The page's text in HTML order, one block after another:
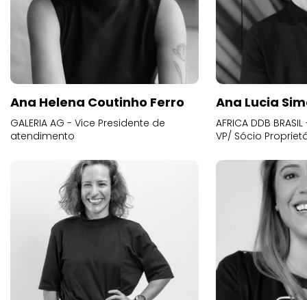
Ana Helena Coutinho Ferro
GALERIA AG - Vice Presidente de
atendimento
Ana Lucia
AFRICA DDB
VP/ Sócio